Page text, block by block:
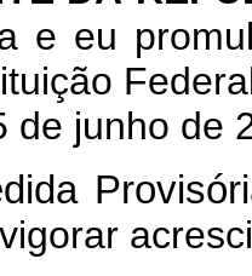
e eu
de junho de